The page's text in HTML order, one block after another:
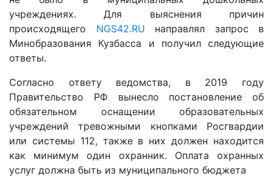
учреждениях. Для выяснения причин
происходящего NGS42.RU направлял запрос в
Минобразования Кузбасса и получил следующие
ответы.
Согласно ответу ведомства, в 2019 году
Правительство РФ вынесло постановление об
обязательном оснащении образовательных
учреждений тревожными кнопками Росгвардии
или системы 112, также в них должен находится
как минимум один охранник. Оплата охранных
услуг должна быть из муниципального бюджета